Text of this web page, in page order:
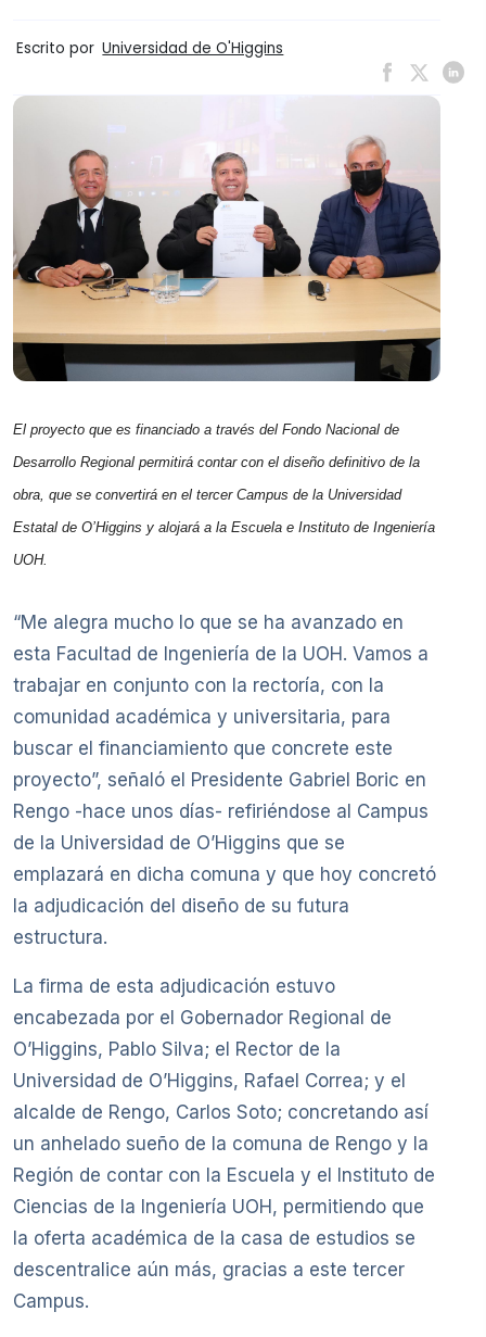
Escrito por Universidad de O'Higgins
El proyecto que es financiado a través del Fondo Nacional de
Desarrollo Regional permitirá contar con el diseño definitivo de la
obra, que se convertirá en el tercer Campus de la Universidad
Estatal de O’Higgins y alojará a la Escuela e Instituto de Ingeniería
UOH.
“Me alegra mucho lo que se ha avanzado en
esta Facultad de Ingeniería de la UOH. Vamos a
trabajar en conjunto con la rectoría, con la
comunidad académica y universitaria, para
buscar el financiamiento que concrete este
proyecto”, señaló el Presidente Gabriel Boric en
Rengo -hace unos días- refiriéndose al Campus
de la Universidad de O’Higgins que se
emplazará en dicha comuna y que hoy concretó
la adjudicación del diseño de su futura
estructura.
La firma de esta adjudicación estuvo
encabezada por el Gobernador Regional de
O’Higgins, Pablo Silva; el Rector de la
Universidad de O’Higgins, Rafael Correa; y el
alcalde de Rengo, Carlos Soto; concretando así
un anhelado sueño de la comuna de Rengo y la
Región de contar con la Escuela y el Instituto de
Ciencias de la Ingeniería UOH, permitiendo que
la oferta académica de la casa de estudios se
descentralice aún más, gracias a este tercer
Campus.